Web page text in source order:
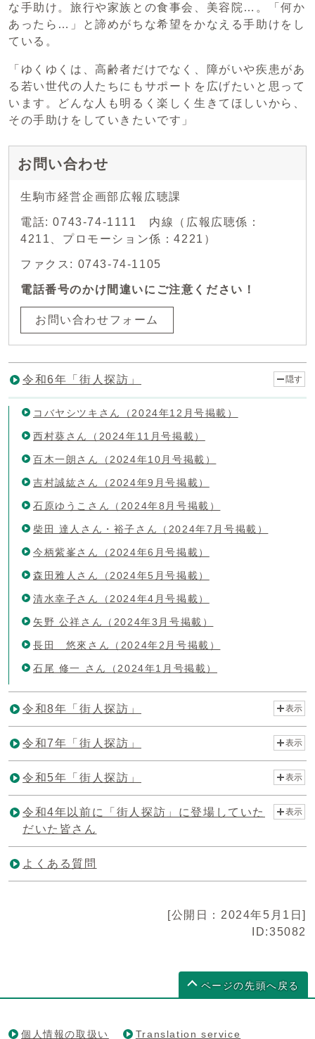
な手助け。旅行や家族との食事会、美容院…。「何か
あったら…」と諦めがちな希望をかなえる手助けをし
ている。
「ゆくゆくは、高齢者だけでなく、障がいや疾患があ
る若い世代の人たちにもサポートを広げたいと思って
います。どんな人も明るく楽しく生きてほしいから、
その手助けをしていきたいです」
お問い合わせ
生駒市経営企画部広報広聴課
電話: 0743-74-1111 内線（広報広聴係：
4211、プロモーション係：4221）
ファクス: 0743-74-1105
電話番号のかけ間違いにご注意ください！
お問い合わせフォーム
令和6年「街人探訪」 隠す
コバヤシツキさん（2024年12月号掲載）
西村葵さん（2024年11月号掲載）
百木一朗さん（2024年10月号掲載）
吉村誠紘さん（2024年9月号掲載）
石原ゆうこさん（2024年8月号掲載）
柴田 達人さん・裕子さん（2024年7月号掲載）
今柄紫峯さん（2024年6月号掲載）
森田雅人さん（2024年5月号掲載）
清水幸子さん（2024年4月号掲載）
矢野 公祥さん（2024年3月号掲載）
長田 悠來さん（2024年2月号掲載）
石尾 修一 さん（2024年1月号掲載）
令和8年「街人探訪」 表示
令和7年「街人探訪」 表示
令和5年「街人探訪」 表示
令和4年以前に「街人探訪」に登場していた
だいた皆さん
表示
よくある質問
[公開日：2024年5月1日]
ID:35082
ページの先頭へ戻る
個人情報の取扱い Translation service